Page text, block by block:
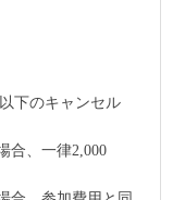
下のキャンセル
合、一律2,000